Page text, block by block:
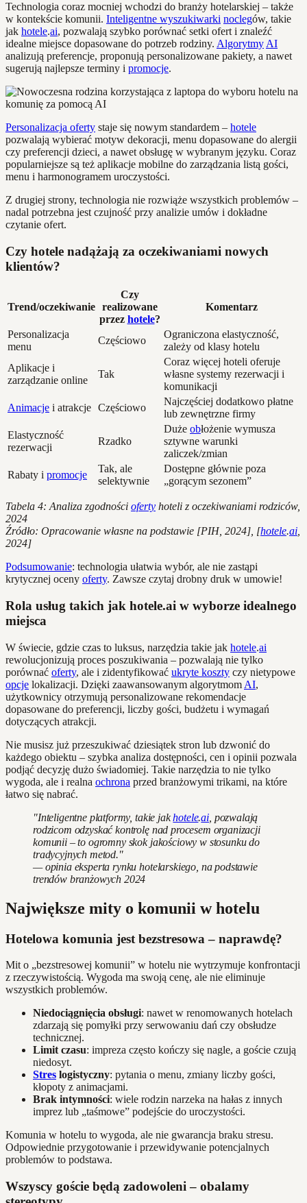
Technologia coraz mocniej wchodzi do branży hotelarskiej – także
w kontekście komunii. Inteligentne wyszukiwarki noclegów, takie
jak hotele.ai, pozwalają szybko porównać setki ofert i znaleźć
idealne miejsce dopasowane do potrzeb rodziny. Algorytmy AI
analizują preferencje, proponują personalizowane pakiety, a nawet
sugerują najlepsze terminy i promocje.
Personalizacja oferty staje się nowym standardem – hotele
pozwalają wybierać motyw dekoracji, menu dopasowane do alergii
czy preferencji dzieci, a nawet obsługę w wybranym języku. Coraz
popularniejsze są też aplikacje mobilne do zarządzania listą gości,
menu i harmonogramem uroczystości.
Z drugiej strony, technologia nie rozwiąże wszystkich problemów –
nadal potrzebna jest czujność przy analizie umów i dokładne
czytanie ofert.
Czy hotele nadążają za oczekiwaniami nowych
klientów?
Trend/oczekiwanie
Czy
realizowane
przez hotele?
Komentarz
Personalizacja
menu
Częściowo
Ograniczona elastyczność,
zależy od klasy hotelu
Aplikacje i
zarządzanie online
Tak
Coraz więcej hoteli oferuje
własne systemy rezerwacji i
komunikacji
Animacje i atrakcje Częściowo
Najczęściej dodatkowo płatne
lub zewnętrzne firmy
Elastyczność
rezerwacji
Rzadko
Duże obłożenie wymusza
sztywne warunki
zaliczek/zmian
Rabaty i promocje
Tak, ale
selektywnie
Dostępne głównie poza
„gorącym sezonem”
Tabela 4: Analiza zgodności oferty hoteli z oczekiwaniami rodziców,
2024
Źródło: Opracowanie własne na podstawie [PIH, 2024], [hotele.ai,
2024]
Podsumowanie: technologia ułatwia wybór, ale nie zastąpi
krytycznej oceny oferty. Zawsze czytaj drobny druk w umowie!
Rola usług takich jak hotele.ai w wyborze idealnego
miejsca
W świecie, gdzie czas to luksus, narzędzia takie jak hotele.ai
rewolucjonizują proces poszukiwania – pozwalają nie tylko
porównać oferty, ale i zidentyfikować ukryte koszty czy nietypowe
opcje lokalizacji. Dzięki zaawansowanym algorytmom AI,
użytkownicy otrzymują personalizowane rekomendacje
dopasowane do preferencji, liczby gości, budżetu i wymagań
dotyczących atrakcji.
Nie musisz już przeszukiwać dziesiątek stron lub dzwonić do
każdego obiektu – szybka analiza dostępności, cen i opinii pozwala
podjąć decyzję dużo świadomiej. Takie narzędzia to nie tylko
wygoda, ale i realna ochrona przed branżowymi trikami, na które
łatwo się nabrać.
"Inteligentne platformy, takie jakhotele.ai, pozwalają
rodzicom odzyskać kontrolę nad procesem organizacji
komunii – to ogromny skok jakościowy w stosunku do
tradycyjnych metod."
— opinia eksperta rynku hotelarskiego, na podstawie
trendów branżowych 2024
Największe mity o komunii w hotelu
Hotelowa komunia jest bezstresowa – naprawdę?
Mit o „bezstresowej komunii” w hotelu nie wytrzymuje konfrontacji
z rzeczywistością. Wygoda ma swoją cenę, ale nie eliminuje
wszystkich problemów.
Niedociągnięcia obsługi: nawet w renomowanych hotelach
zdarzają się pomyłki przy serwowaniu dań czy obsłudze
technicznej.
Limit czasu: impreza często kończy się nagle, a goście czują
niedosyt.
Stres logistyczny: pytania o menu, zmiany liczby gości,
kłopoty z animacjami.
Brak intymności: wiele rodzin narzeka na hałas z innych
imprez lub „taśmowe” podejście do uroczystości.
Komunia w hotelu to wygoda, ale nie gwarancja braku stresu.
Odpowiednie przygotowanie i przewidywanie potencjalnych
problemów to podstawa.
Wszyscy goście będą zadowoleni – obalamy